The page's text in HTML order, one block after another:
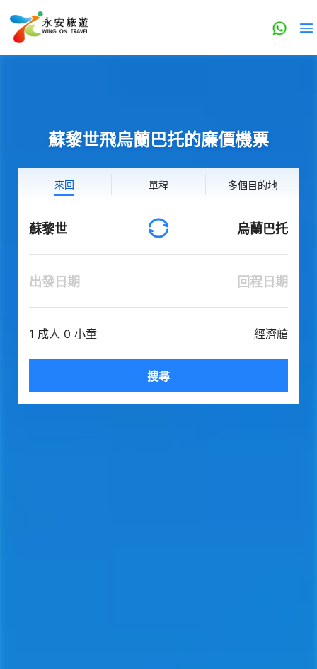
蘇黎世飛烏蘭巴托的廉價機票
來回 單程 多個目的地
蘇黎世 烏蘭巴托
出發日期 回程日期
1 成人 0 小童 經濟艙
搜尋